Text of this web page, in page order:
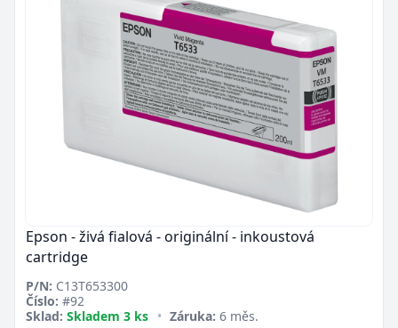
Epson - živá fialová - originální - inkoustová
cartridge
P/N: C13T653300
Číslo: #92
Sklad: Skladem 3 ks • Záruka: 6 měs.